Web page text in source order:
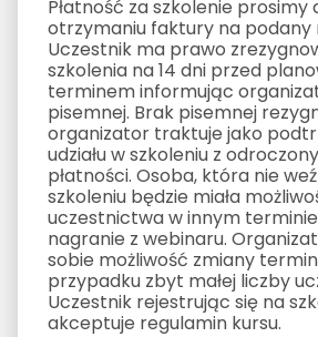
Płatność za szkolenie prosimy
otrzymaniu faktury na podany
Uczestnik ma prawo
szkolenia na 14 dni przed
terminem informując
pisemnej. Brak pisemnej
organizator traktuje jako
udziału w szkoleniu z
płatności. Osoba, która nie
szkoleniu będzie miała
uczestnictwa w innym
nagranie z webinaru.
sobie możliwość zmiany
przypadku zbyt małej liczby
Uczestnik rejestrując się na
akceptuje regulamin kursu.